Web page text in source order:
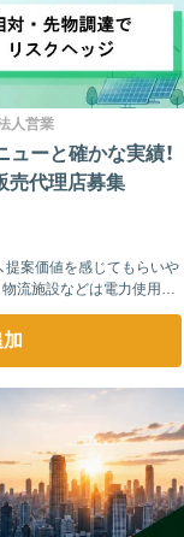
人営業
ーと確かな実績！
売代理店募集
提案価値を感じてもらいや
流施設などは電力使用量